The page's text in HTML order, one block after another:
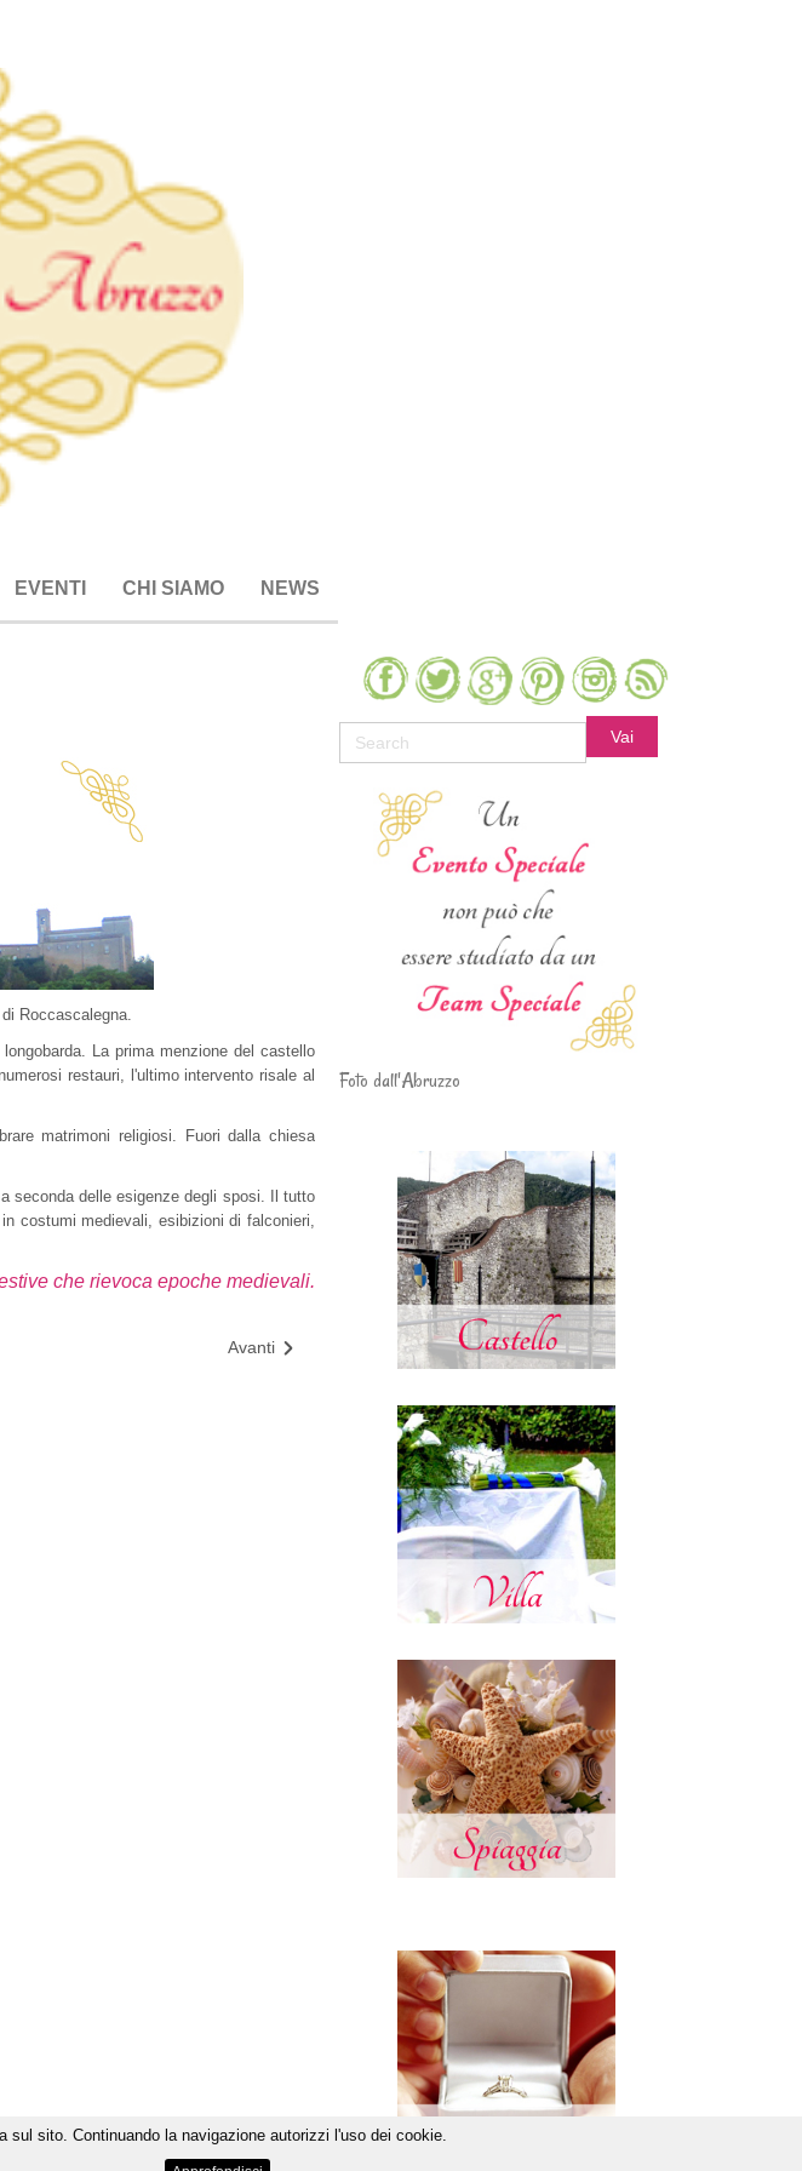
EVENTI CHI SIAMO NEWS
Roccascalegna.
La prima menzione del castello
restauri, l'ultimo intervento risale al
matrimoni religiosi. Fuori dalla chiesa
seconda delle esigenze degli sposi. Il tutto
costumi medievali, esibizioni di falconieri,
che rievoca epoche medievali.
Avanti
Foto dall'Abruzzo
sito. Continuando la navigazione autorizzi l'uso dei cookie.